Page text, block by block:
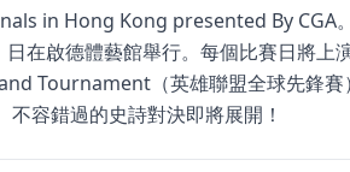
in Hong Kong presented By CGA
日在啟德體藝館舉行。每個比賽日將
Tournament（英雄聯盟全球先鋒
不容錯過的史詩對決即將展開！